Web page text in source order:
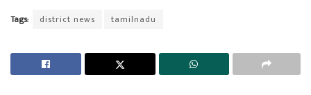
Tags: district news tamilnadu